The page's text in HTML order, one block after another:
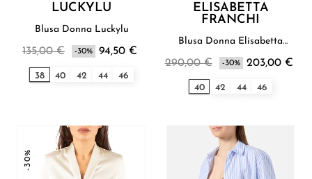
LUCKYLU
Blusa Donna Luckylu
135,00 € -30% 94,50 €
38 40 42 44 46
ELISABETTA
FRANCHI
Blusa Donna Elisabetta
290,00 € -30% 203,00 €
40 42 44 46
-30%